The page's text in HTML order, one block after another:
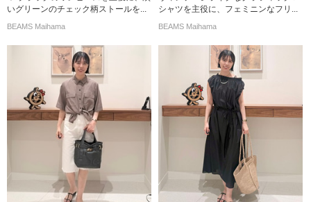
いグリーンのチェック柄ストールを...
BEAMS Maihama
シャツを主役に、フェミニンなフリ...
BEAMS Maihama